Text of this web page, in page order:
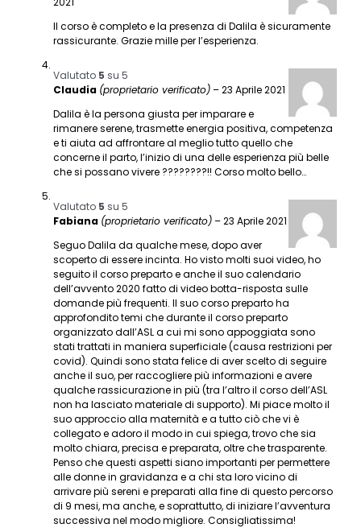
Il corso è completo e la presenza di Dalila è sicuramente
rassicurante. Grazie mille per l’esperienza.
Valutato 5 su 5
Claudia (proprietario verificato)–23 Aprile 2021
Dalila è la persona giusta per imparare e
rimanere serene, trasmette energia positiva, competenza
e ti aiuta ad affrontare al meglio tutto quello che
concerne il parto, l’inizio di una delle esperienza più belle
che si possano vivere ????????!! Corso molto bello…
Valutato 5 su 5
Fabiana (proprietario verificato)–23 Aprile 2021
Seguo Dalila da qualche mese, dopo aver
scoperto di essere incinta. Ho visto molti suoi video, ho
seguito il corso preparto e anche il suo calendario
dell’avvento 2020 fatto di video botta-risposta sulle
domande più frequenti. Il suo corso preparto ha
approfondito temi che durante il corso preparto
organizzato dall’ASL a cui mi sono appoggiata sono
stati trattati in maniera superficiale (causa restrizioni per
covid). Quindi sono stata felice di aver scelto di seguire
anche il suo, per raccogliere più informazioni e avere
qualche rassicurazione in più (tra l’altro il corso dell’ASL
non ha lasciato materiale di supporto). Mi piace molto il
suo approccio alla maternità e a tutto ciò che vi è
collegato e adoro il modo in cui spiega, trovo che sia
molto chiara, precisa e preparata, oltre che trasparente.
Penso che questi aspetti siano importanti per permettere
alle donne in gravidanza e a chi sta loro vicino di
arrivare più sereni e preparati alla fine di questo percorso
di 9 mesi, ma anche, e soprattutto, di iniziare l’avventura
successiva nel modo migliore. Consigliatissima!